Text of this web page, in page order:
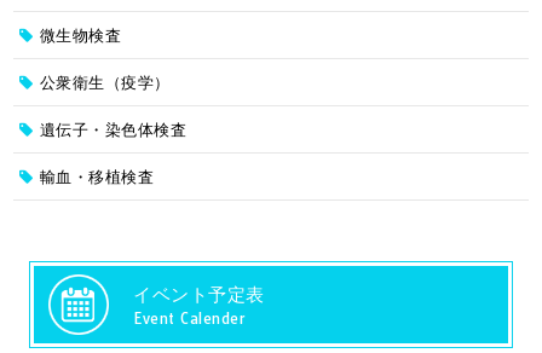
微生物検査
公衆衛生（疫学）
遺伝子・染色体検査
輸血・移植検査
イベント予定表
Event Calender